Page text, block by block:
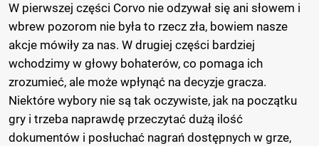
W pierwszej części Corvo nie odzywał się ani słowem i
wbrew pozorom nie była to rzecz zła, bowiem nasze
akcje mówiły za nas. W drugiej części bardziej
wchodzimy w głowy bohaterów, co pomaga ich
zrozumieć, ale może wpłynąć na decyzje gracza.
Niektóre wybory nie są tak oczywiste, jak na początku
gry i trzeba naprawdę przeczytać dużą ilość
dokumentów i posłuchać nagrań dostępnych w grze,